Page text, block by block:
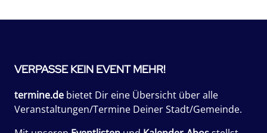
VERPASSE KEIN EVENT MEHR!
termine.de bietet Dir eine Übersicht über alle
Veranstaltungen/Termine Deiner Stadt/Gemeinde.